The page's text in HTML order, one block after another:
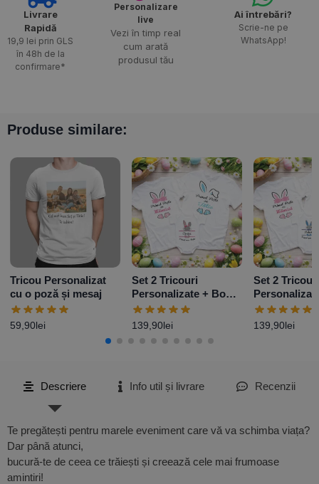
Livrare
Rapidă​
19,9 lei prin GLS
în 48h de la
confirmare*
Personalizare
live
Vezi în timp real
cum arată
produsul tău
Ai întrebări?
Scrie-ne pe
WhatsApp!
Produse similare:
Tricou Personalizat
cu o poză și mesaj
59,90lei
Set 2 Tricouri
Personalizate + Body
– Primul Paște Baby
Girl
139,90lei
Set 2
– Primul
Boy
139,90lei
Descriere Info util și livrare Recenzii
Te pregătești pentru marele eveniment care vă va schimba viața?
Dar până atunci,
bucură-te de ceea ce trăiești și creează cele mai frumoase
amintiri!